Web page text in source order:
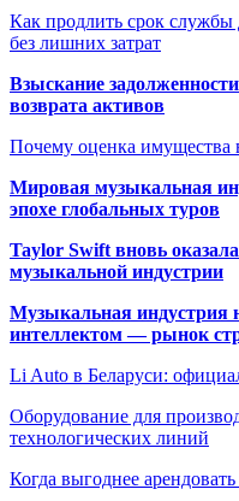
Как продлить срок службы
без лишних затрат
Взыскание
возврата активов
Почему оценка имущества
Мировая музыкальная
эпохе глобальных туров
Taylor Swift вновь
музыкальной индустрии
Музыкальная индустрия
интеллектом — рынок
Li Auto в Беларуси:
Оборудование для
технологических линий
Когда выгоднее